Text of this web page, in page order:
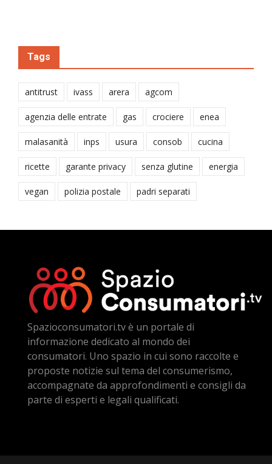
Tags
antitrust ivass arera agcom
agenzia delle entrate gas crociere enea
malasanità inps usura consob cucina
ricette garante privacy senza glutine energia
vegan polizia postale padri separati
Spazioconsumatori.tv è un portale di
informazione dedicato al mondo dei
consumatori. Uno spazio in cui sono raccolte e
proposte notizie sul tema del consumerismo,
accompagnate da approfondimenti e consigli da
parte di esperti e legali qualificati.